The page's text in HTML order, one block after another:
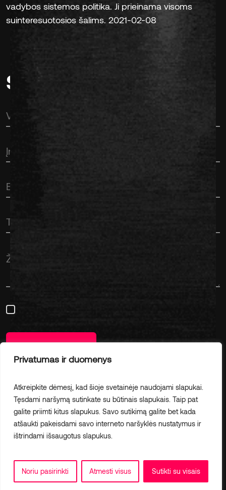
Privatumas ir duomenys
Atkreipkite dėmesį, kad šioje svetainėje naudojami slapukai.
Tęsdami naršymą sutinkate su būtinais slapukais. Taip pat
galite priimti kitus slapukus. Savo sutikimą galite bet kada
atšaukti pakeisdami savo interneto naršyklės nustatymus ir
ištrindami išsaugotus slapukus.
Noriu pasirinkti Atmesti visus Sutikti su visais
vadybos sistemos politika. Ji prieinama visoms
suinteresuotosios šalims. 2021-02-08
Susisiekti
Vardas
Įmonė
El.
paštas
Telefonas
Žinutė
© 2026 Creative Partner
hi@cpartner.lt
Facebook